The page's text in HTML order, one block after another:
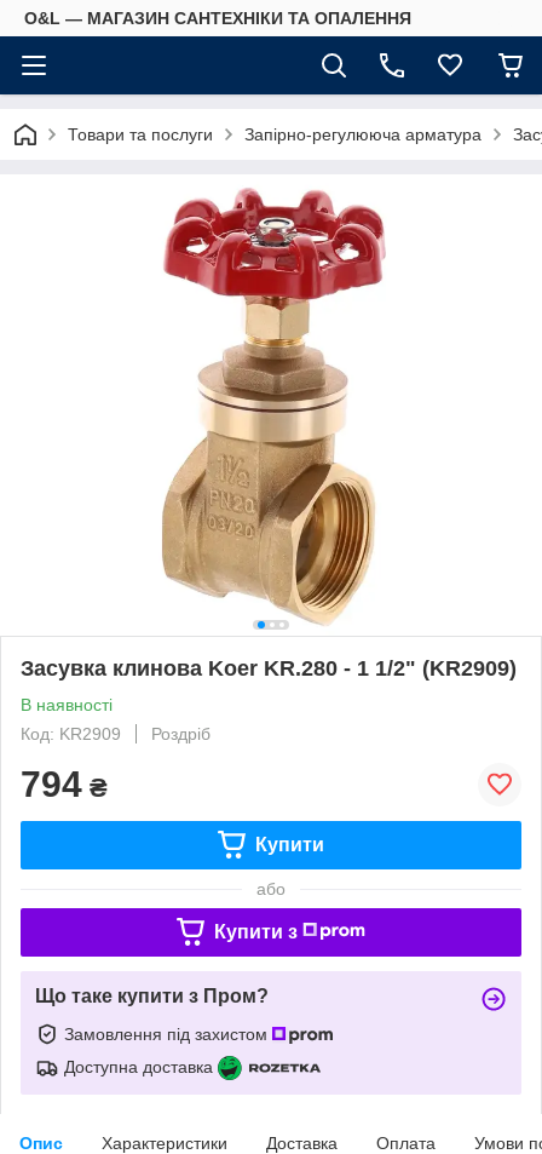
O&L — МАГАЗИН САНТЕХНІКИ ТА ОПАЛЕННЯ
Товари та послуги Запірно-регулююча арматура
Засувка клинова Koer KR.280 - 1 1/2" (KR2909)
В наявності
Код: KR2909
Роздріб
794 ₴
Купити
або
Купити з
Що таке купити з Пром?
Замовлення під захистом
Доступна доставка
Опис Характеристики Доставка Оплата Умови